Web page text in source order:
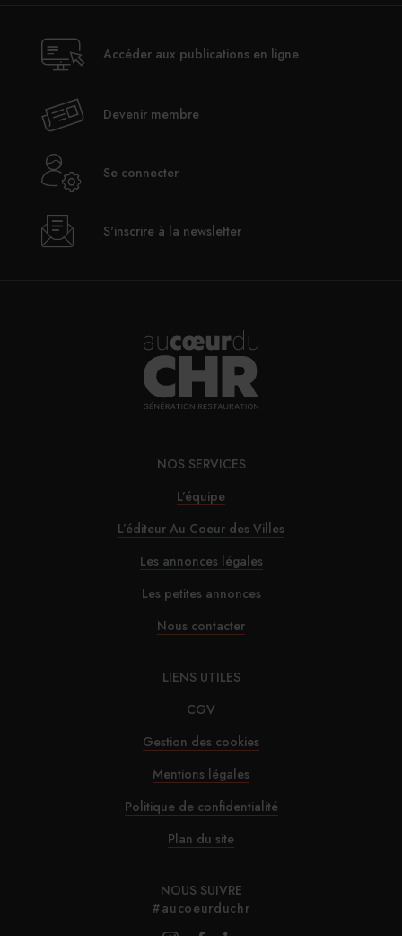
Accéder aux publications en ligne
Devenir membre
Se connecter
S'inscrire à la newsletter
NOS SERVICES
L’équipe
L’éditeur Au Coeur des Villes
Les annonces légales
Les petites annonces
Nous contacter
LIENS UTILES
CGV
Gestion des cookies
Mentions légales
Politique de confidentialité
Plan du site
NOUS SUIVRE
#aucoeurduchr